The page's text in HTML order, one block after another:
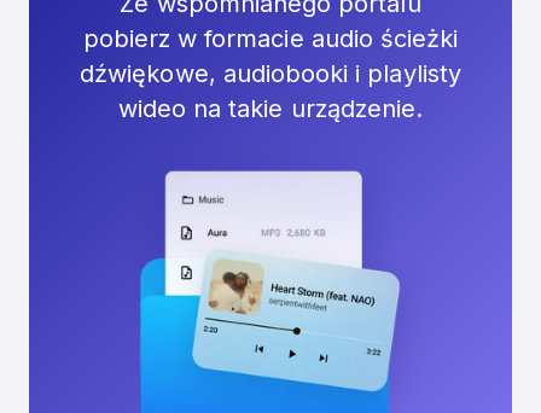
pobierz w formacie audio ścieżki
dźwiękowe, audiobooki i playlisty
wideo na takie urządzenie.